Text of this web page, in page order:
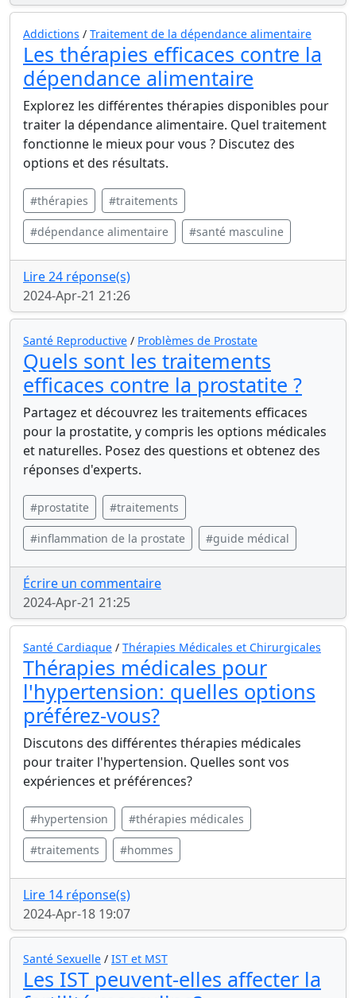
Addictions / Traitement de la dépendance alimentaire
Les thérapies efficaces contre la
dépendance alimentaire
Explorez les différentes thérapies disponibles pour
traiter la dépendance alimentaire. Quel traitement
fonctionne le mieux pour vous ? Discutez des
options et des résultats.
#thérapies #traitements
#dépendance alimentaire #santé masculine
Lire 24 réponse(s)
2024-Apr-21 21:26
Santé Reproductive / Problèmes de Prostate
Quels sont les traitements
efficaces contre la prostatite ?
Partagez et découvrez les traitements efficaces
pour la prostatite, y compris les options médicales
et naturelles. Posez des questions et obtenez des
réponses d'experts.
#prostatite #traitements
#inflammation de la prostate #guide médical
Écrire un commentaire
2024-Apr-21 21:25
Santé Cardiaque / Thérapies Médicales et Chirurgicales
Thérapies médicales pour
l'hypertension: quelles options
préférez-vous?
Discutons des différentes thérapies médicales
pour traiter l'hypertension. Quelles sont vos
expériences et préférences?
#hypertension #thérapies médicales
#traitements #hommes
Lire 14 réponse(s)
2024-Apr-18 19:07
Santé Sexuelle / IST et MST
Les IST peuvent-elles affecter la